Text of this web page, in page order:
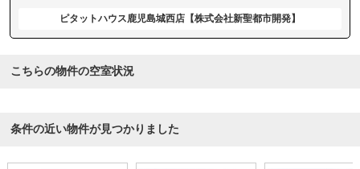
ピタットハウス鹿児島城西店【株式会社新聖都市開発】
こちらの物件の空室状況
条件の近い物件が見つかりました